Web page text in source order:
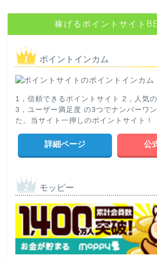
稼げるポイントサイト
ポイントインカム
1，信頼できるポイントサイト 2，人気
3，ユーザー満足度 の3つでナンバーワ
た。当サイト一押しのポイントサイト！
詳細ページ 公
モッピー